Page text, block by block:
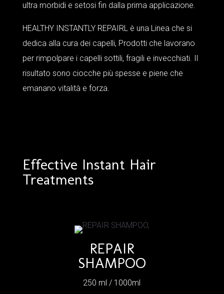
ultra morbidi e setosi fin dalla prima applicazione.
HEALTHY INSTANTLY REPAIRL è una Linea che si
dedica alla cura dei capelli, Prodotti che lavorano
per rimpolpare i capelli sottili, fragili e invecchiati. Il
risultato sono ciocche più spesse e piene che
emanano vitalità e forza.
Effective Instant Hair
Treatments
REPAIR
SHAMPOO
250 ml / 1000ml